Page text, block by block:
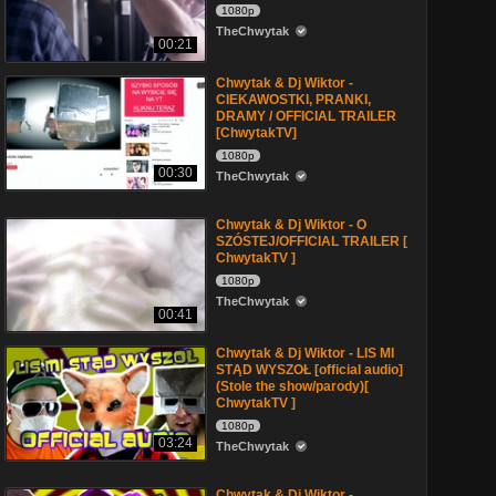
00:21
1080p
TheChwytak
00:30
Chwytak & Dj Wiktor -
CIEKAWOSTKI, PRANKI,
DRAMY / OFFICIAL TRAILER
[ChwytakTV]
1080p
TheChwytak
00:41
Chwytak & Dj Wiktor - O
SZÓSTEJ/OFFICIAL TRAILER [
ChwytakTV ]
1080p
TheChwytak
03:24
Chwytak & Dj Wiktor - LIS MI
STĄD WYSZOŁ [official audio]
(Stole the show/parody)[
ChwytakTV ]
1080p
TheChwytak